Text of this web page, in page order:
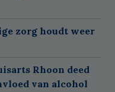
zorg houdt weer
Rhoon deed
van alcohol